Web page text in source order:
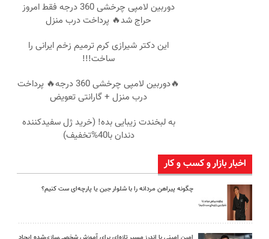
دوربین لامپی چرخشی 360 درجه فقط امروز
حراج شد🔥 پرداخت درب منزل
این دکتر شیرازی کرم ترمیم زخم ایرانی را
ساخت!!!
🔥دوربین لامپی چرخشی 360 درجه🔥 پرداخت
درب منزل + گارانتی تعویض
به لبخندت زیبایی بده! (خرید ژل سفیدکننده
دندان با40%تخفیف)
اخبار بازار و کسب و کار
چگونه پیراهن مردانه را با شلوار جین یا پارچه‌ای ست کنیم؟